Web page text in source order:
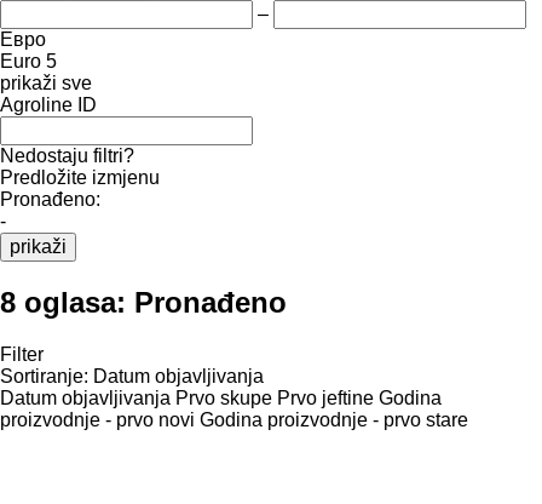
–
Евро
Euro 5
prikaži sve
Agroline ID
Nedostaju filtri?
Predložite izmjenu
Pronađeno:
-
prikaži
8 oglasa: Pronađeno
Filter
Sortiranje: Datum objavljivanja
Datum objavljivanja Prvo skupe Prvo jeftine Godina
proizvodnje - prvo novi Godina proizvodnje - prvo stare